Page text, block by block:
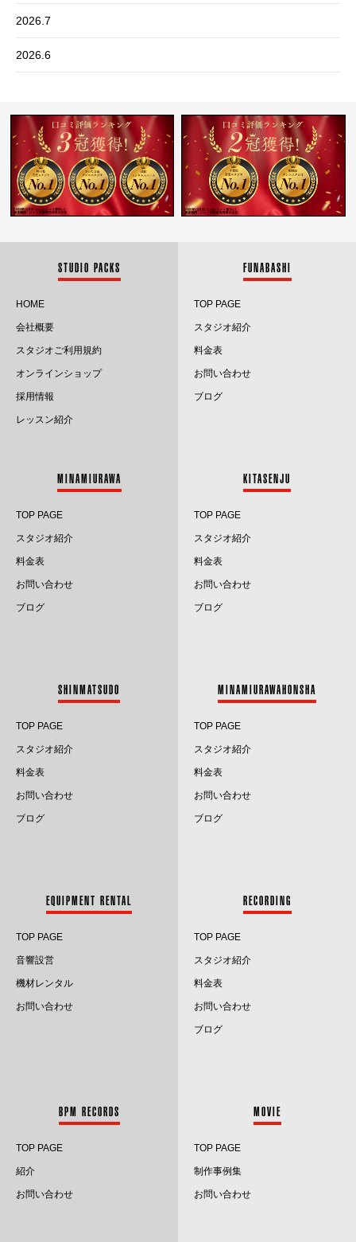
2026.7
2026.6
2026.4
2026.3
2026.2
2025.10
2025.8
2025.4
2025.3
2025.2
2024.9
2024.5
2024.3
2024.2
2023.10
STUDIO PACKS
HOME
会社概要
スタジオご利用規約
オンラインショップ
採用情報
レッスン紹介
FUNABASHI
TOP PAGE
スタジオ紹介
料金表
お問い合わせ
ブログ
MINAMIURAWA
TOP PAGE
スタジオ紹介
料金表
お問い合わせ
ブログ
KITASENJU
TOP PAGE
スタジオ紹介
料金表
お問い合わせ
ブログ
SHINMATSUDO
TOP PAGE
スタジオ紹介
料金表
お問い合わせ
ブログ
MINAMIURAWAHONSHA
TOP PAGE
スタジオ紹介
料金表
お問い合わせ
ブログ
EQUIPMENT RENTAL
TOP PAGE
音響設営
機材レンタル
お問い合わせ
RECORDING
TOP PAGE
スタジオ紹介
料金表
お問い合わせ
ブログ
BPM RECORDS
TOP PAGE
紹介
お問い合わせ
MOVIE
TOP PAGE
制作事例集
お問い合わせ